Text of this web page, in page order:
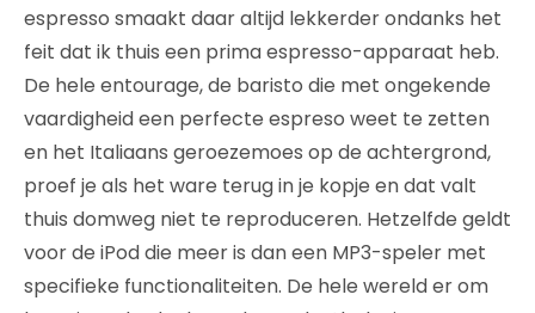
espresso smaakt daar altijd lekkerder ondanks het
feit dat ik thuis een prima espresso-apparaat heb.
De hele entourage, de baristo die met ongekende
vaardigheid een perfecte espreso weet te zetten
en het Italiaans geroezemoes op de achtergrond,
proef je als het ware terug in je kopje en dat valt
thuis domweg niet te reproduceren. Hetzelfde geldt
voor de iPod die meer is dan een MP3-speler met
specifieke functionaliteiten. De hele wereld er om